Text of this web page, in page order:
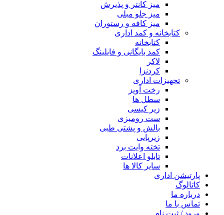
میز کانتر و پذیرش
میز جلو مبلی
میز کافه و رستوران
کتابخانه و کمد اداری
کتابخانه
کمد بایگانی و فایلینگ
لاکر
کردنزا
تجهیزات اداری
رخت آویز
سطل ها
زیر کیسی
ست رومیزی
بالش و پشتی طبی
زیرپایی
تخته وایت برد
تابلو اعلانات
سایر کالا ها
پارتیشن اداری
کاتالوگ
درباره ما
تماس با ما